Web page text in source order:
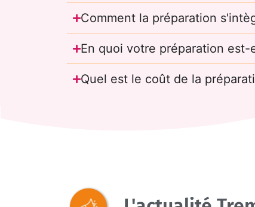
Comment la préparation
En quoi votre préparation
Quel est le coût de la